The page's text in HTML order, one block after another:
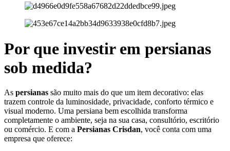
Por que investir em persianas
sob medida?
As persianas são muito mais do que um item decorativo: elas
trazem controle da luminosidade, privacidade, conforto térmico e
visual moderno. Uma persiana bem escolhida transforma
completamente o ambiente, seja na sua casa, consultório, escritório
ou comércio. E com a Persianas Crisdan, você conta com uma
empresa que oferece: